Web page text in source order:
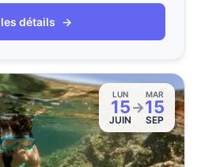
détails →
LUN
15
JUIN
→
MAR
15
SEP